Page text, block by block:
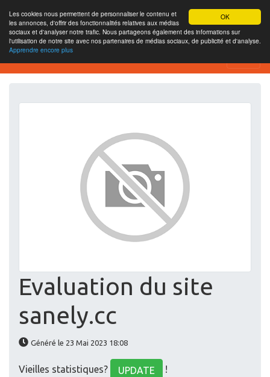
OK
Les cookies nous permettent de personnaliser le contenu et
les annonces, d'offrir des fonctionnalités relatives aux médias
sociaux et d'analyser notre trafic. Nous partageons également des informations sur
l'utilisation de notre site avec nos partenaires de médias sociaux, de publicité et d'analyse.
Apprendre encore plus
SEO Analytics
Evaluation du site
sanely.cc
Généré le 23 Mai 2023 18:08
Vieilles statistiques? UPDATE !